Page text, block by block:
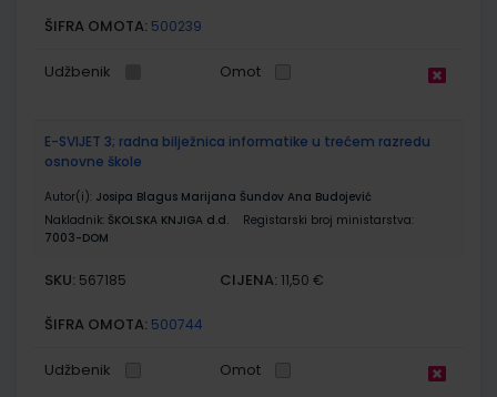
ŠIFRA OMOTA: 500239
Udžbenik Omot
E-SVIJET 3; radna bilježnica informatike u trećem razredu
osnovne škole
Autor(i): Josipa Blagus Marijana Šundov Ana Budojević
Nakladnik: ŠKOLSKA KNJIGA d.d.
Registarski broj ministarstva:
7003-DOM
SKU: 567185 CIJENA: 11,50 €
ŠIFRA OMOTA: 500744
Udžbenik Omot